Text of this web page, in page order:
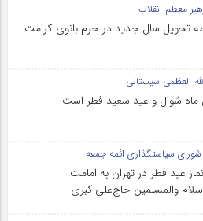
معظم انقلاب
تحویل سال جدید در حرم بانوی کرامت
العظمی سیستانی
ماه شوال و عید سعید فطر است
سیاستگذاری ائمه جمعه
عید فطر در تهران به امامت
والمسلمین حاج‌علی‌اکبری